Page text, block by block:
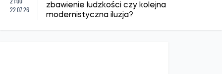
22.07.26
zbawienie ludzkości czy kolejna
modernistyczna iluzja?